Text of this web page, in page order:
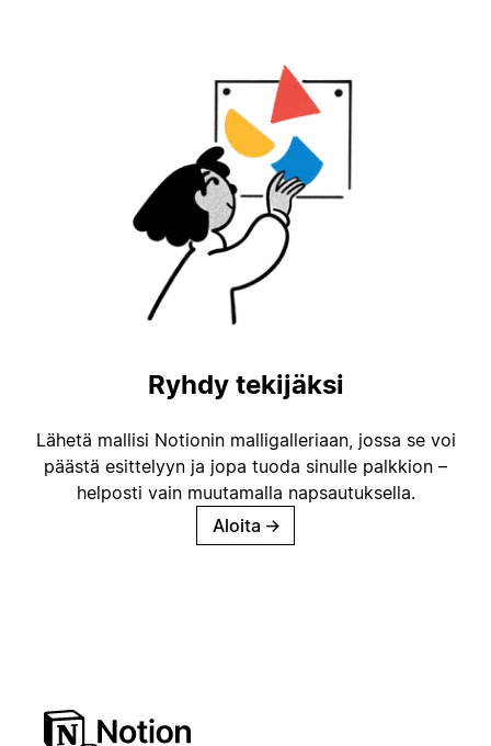
Ryhdy tekijäksi
Lähetä mallisi Notionin malligalleriaan, jossa se voi
päästä esittelyyn ja jopa tuoda sinulle palkkion –
helposti vain muutamalla napsautuksella.
Aloita →